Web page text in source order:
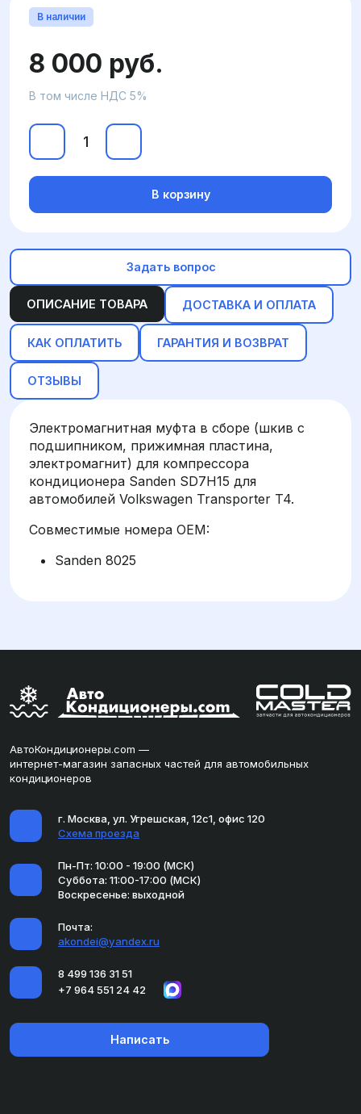
ОПИСАНИЕ ТОВАРА ДОСТАВКА И ОПЛАТА
КАК ОПЛАТИТЬ ГАРАНТИЯ И ВОЗВРАТ
ОТЗЫВЫ
Электромагнитная муфта в сборе (шкив с
подшипником, прижимная пластина,
электромагнит) для компрессора
кондиционера Sanden SD7H15 для
автомобилей Volkswagen Transporter T4.
Совместимые номера OEM:
Sanden 8025
В наличии
8 000 руб.
В том числе НДС 5%
В корзину
Задать вопрос
АвтоКондиционеры.com —
интернет-магазин запасных частей для автомобильных
кондиционеров
г. Москва, ул. Угрешская, 12с1, офис 120
Схема проезда
Пн-Пт: 10:00 - 19:00 (МСК)
Суббота: 11:00-17:00 (МСК)
Воскресенье: выходной
Почта:
akondei@yandex.ru
8 499 136 31 51
+7 964 551 24 42
Написать